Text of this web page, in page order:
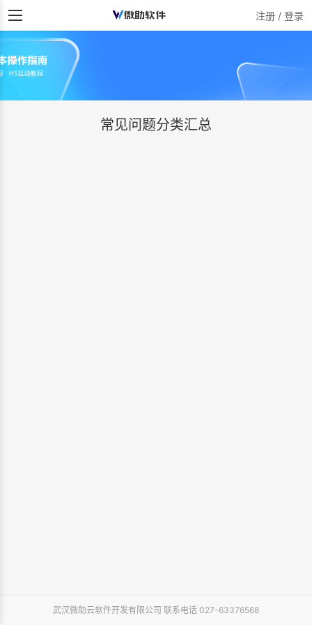
注册 / 登录
常见问题分类汇总
武汉微助云软件开发有限公司 联系电话 027-63376568